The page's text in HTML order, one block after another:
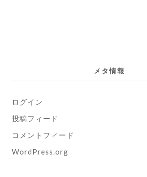
メタ情報
ログイン
投稿フィード
コメントフィード
WordPress.org